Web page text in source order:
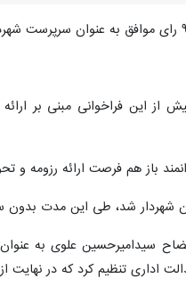
این فراخوانی مبنی بر
باز هم فرصت ارائه رزومه
سیدامیرحسین علوی به